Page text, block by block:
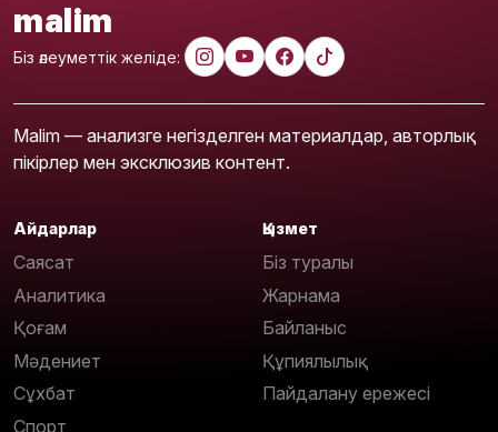
malim
Біз әлеуметтік желіде:
Malim — анализге негізделген материалдар, авторлық
пікірлер мен эксклюзив контент.
Айдарлар
Саясат
Аналитика
Қоғам
Мәдениет
Сұхбат
Спорт
Қызмет
Біз туралы
Жарнама
Байланыс
Құпиялылық
Пайдалану ережесі